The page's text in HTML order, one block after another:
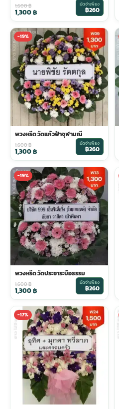
1,600฿
1,300฿
มัดจำเพียง
฿260
-19%
พวงหรีด วัดแก้วฟ้าจุฬามณี
1,600฿
1,300฿
มัดจำเพียง
฿260
-19%
พวงหรีด วัดประชาระบือธรรม
1,600฿
1,300฿
มัดจำเพียง
฿260
-17%